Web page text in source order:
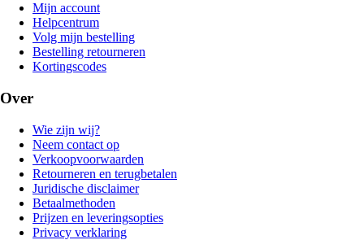
Mijn account
Helpcentrum
Volg mijn bestelling
Bestelling retourneren
Kortingscodes
Over
Wie zijn wij?
Neem contact op
Verkoopvoorwaarden
Retourneren en terugbetalen
Juridische disclaimer
Betaalmethoden
Prijzen en leveringsopties
Privacy verklaring